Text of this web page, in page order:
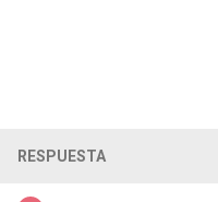
RESPUESTA